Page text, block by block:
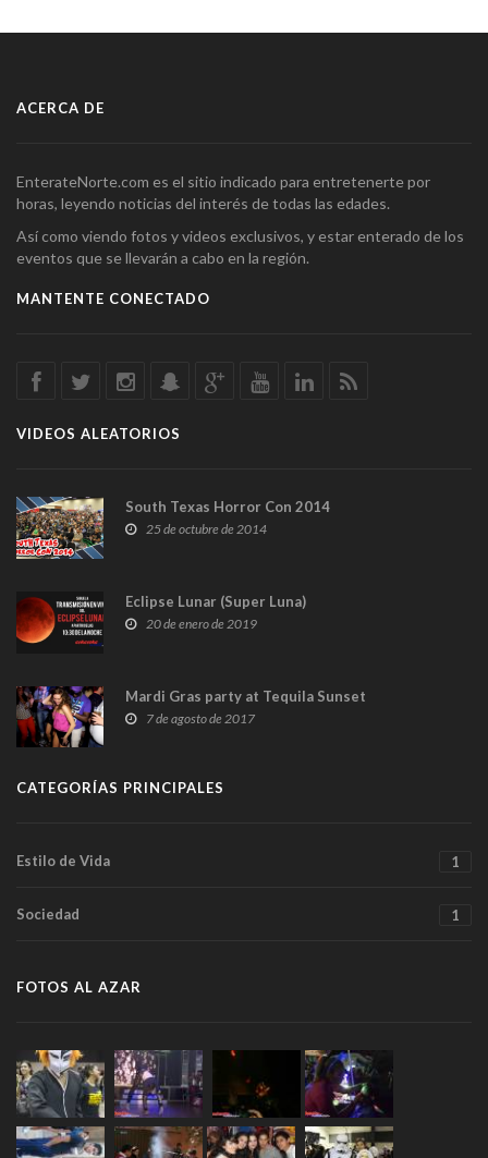
ACERCA DE
EnterateNorte.com es el sitio indicado para entretenerte por
horas, leyendo noticias del interés de todas las edades.
Así como viendo fotos y videos exclusivos, y estar enterado de los
eventos que se llevarán a cabo en la región.
MANTENTE CONECTADO
VIDEOS ALEATORIOS
South Texas Horror Con 2014
25 de octubre de 2014
Eclipse Lunar (Super Luna)
20 de enero de 2019
Mardi Gras party at Tequila Sunset
7 de agosto de 2017
CATEGORÍAS PRINCIPALES
Estilo de Vida 1
Sociedad 1
FOTOS AL AZAR